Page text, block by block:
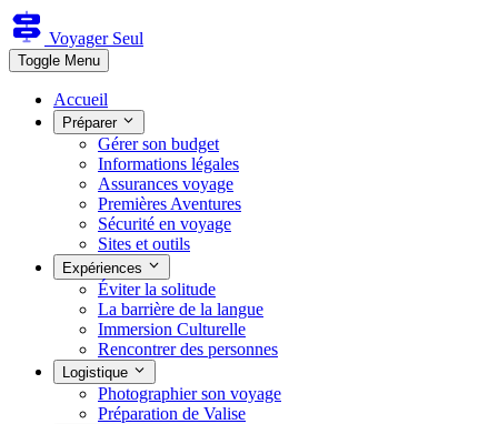
Voyager Seul
Toggle Menu
Accueil
Préparer
Gérer son budget
Informations légales
Assurances voyage
Premières Aventures
Sécurité en voyage
Sites et outils
Expériences
Éviter la solitude
La barrière de la langue
Immersion Culturelle
Rencontrer des personnes
Logistique
Photographier son voyage
Préparation de Valise